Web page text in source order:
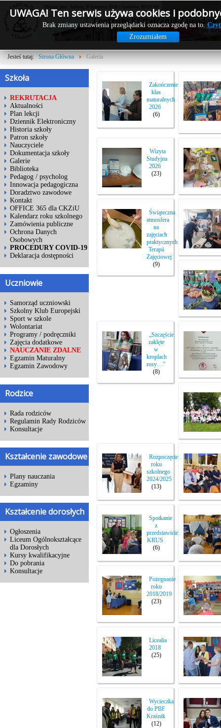
UWAGA! Ten serwis używa cookies i
Brak zmiany ustawienia przeglądarki oznacza zgodę na to.
Zrozumiałem
Dzisiaj jest: Sobota, 8 Sierpnia 2026 | Godzina: 09:57:10
Jesteś tutaj: Strona Główna Galeria
Szkoła
REKRUTACJA
Aktualności
Plan lekcji
Dziennik Elektroniczny
Historia szkoły
Patron szkoły
Nauczyciele
Dokumentacja szkoły
Galerie
Biblioteka
Pedagog / psycholog
Innowacja pedagogiczna
Doradztwo zawodowe
Kontakt
OFFICE 365 dla CKZiU
Kalendarz roku szkolnego
Zamówienia publiczne
Ochrona Danych
Osobowych
PROCEDURY COVID-19
Deklaracja dostępności
Uczniowie
Samorząd uczniowski
Szkolny Klub Europejski
Sport w szkole
Wolontariat
Programy / podręczniki
Zajęcia dodatkowe
NAUCZANIE ZDALNE
Egzamin Maturalny
Egzamin Zawodowy
Rodzice
Rada rodziców
Regulamin Rady Rodziców
Konsultacje
Kształcenie zawodowe
Plany nauczania
Egzaminy
Kształcenie dorosłych
Ogłoszenia
Liceum Ogólnokształcące
dla Dorosłych
Kursy kwalifikacyjne
Do pobrania
Konsultacje
Zakończenie
klas
maturalnych
2026
(6)
Wizyta
Studyjna
2026
(23)
Świąteczna
atmosfera
na
zajęciach
praktycznych
Terapii
Zajęciowej
(9)
„Szczęście
zaklęte
w
kroplach
rosy…”
(8)
Rozpoczęcie
roku
szkolnego
2024/2025
(13)
Spotkanie
z
przedstawicielem
KRUS
(6)
Pożegnanie
roku
2018/2019
(23)
Licealia
2018
(25)
Wycieczka
do PBF
Kraśnik
(12)